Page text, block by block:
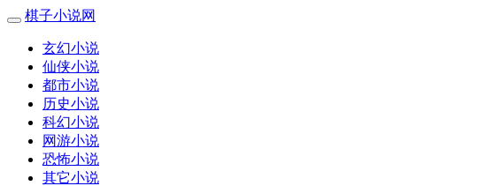
棋子小说网
玄幻小说
仙侠小说
都市小说
历史小说
科幻小说
网游小说
恐怖小说
其它小说